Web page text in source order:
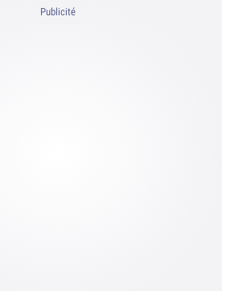
Publicité